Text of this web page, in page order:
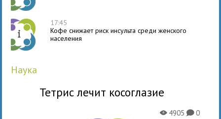
17:45
Кофе снижает риск инсульта среди женского
населения
наука
Тетрис лечит косоглазие
X4905K0